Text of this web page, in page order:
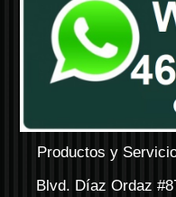
Productos y
Blvd. Díaz Ordaz